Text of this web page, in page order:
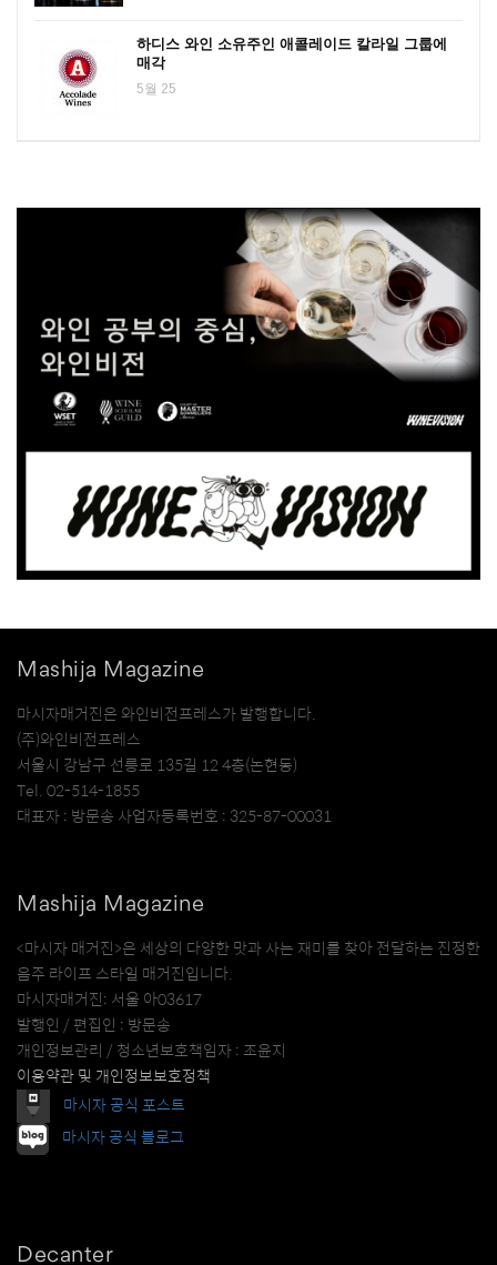
하디스 와인 소유주인 애콜레이드 칼라일 그룹에
매각
5월 25
Mashija Magazine
마시자매거진은 와인비전프레스가 발행합니다.
(주)와인비전프레스
서울시 강남구 선릉로 135길 12 4층(논현동)
Tel. 02-514-1855
대표자 : 방문송 사업자등록번호 : 325-87-00031
Mashija Magazine
<마시자 매거진>은 세상의 다양한 맛과 사는 재미를 찾아 전달하는 진정한
음주 라이프 스타일 매거진입니다.
마시자매거진: 서울 아03617
발행인 / 편집인 : 방문송
개인정보관리 / 청소년보호책임자 : 조윤지
이용약관 및 개인정보보호정책
마시자 공식 포스트
마시자 공식 블로그
Decanter